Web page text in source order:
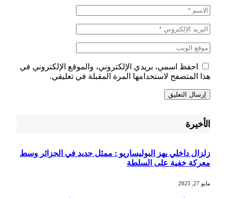
احفظ اسمي، بريدي الإلكتروني، والموقع الإلكتروني في
هذا المتصفح لاستخدامها المرة المقبلة في تعليقي.
الأخيرة
زلزال داخلي يهز البوليساريو : ممثل جديد في الجزائر وسط
معركة خفية على السلطة
مايو 27, 2025